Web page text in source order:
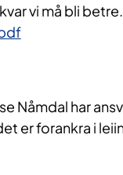
vi må bli betre.
Nåmdal har
er forankra i